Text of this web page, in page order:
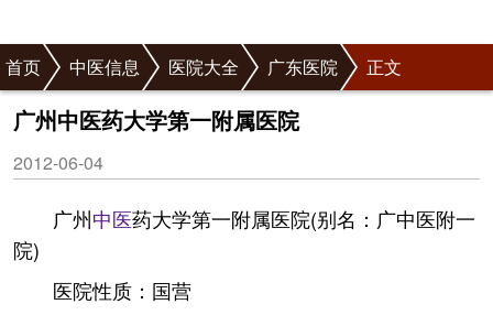
首页 中医信息 医院大全 广东医院 正文
广州中医药大学第一附属医院
2012-06-04
广州中医药大学第一附属医院(别名：广中医附一
院)
医院性质：国营